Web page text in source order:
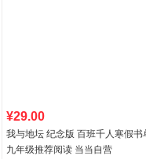
¥29.00
我与地坛 纪念版 百班千人寒假书
九年级推荐阅读 当当自营